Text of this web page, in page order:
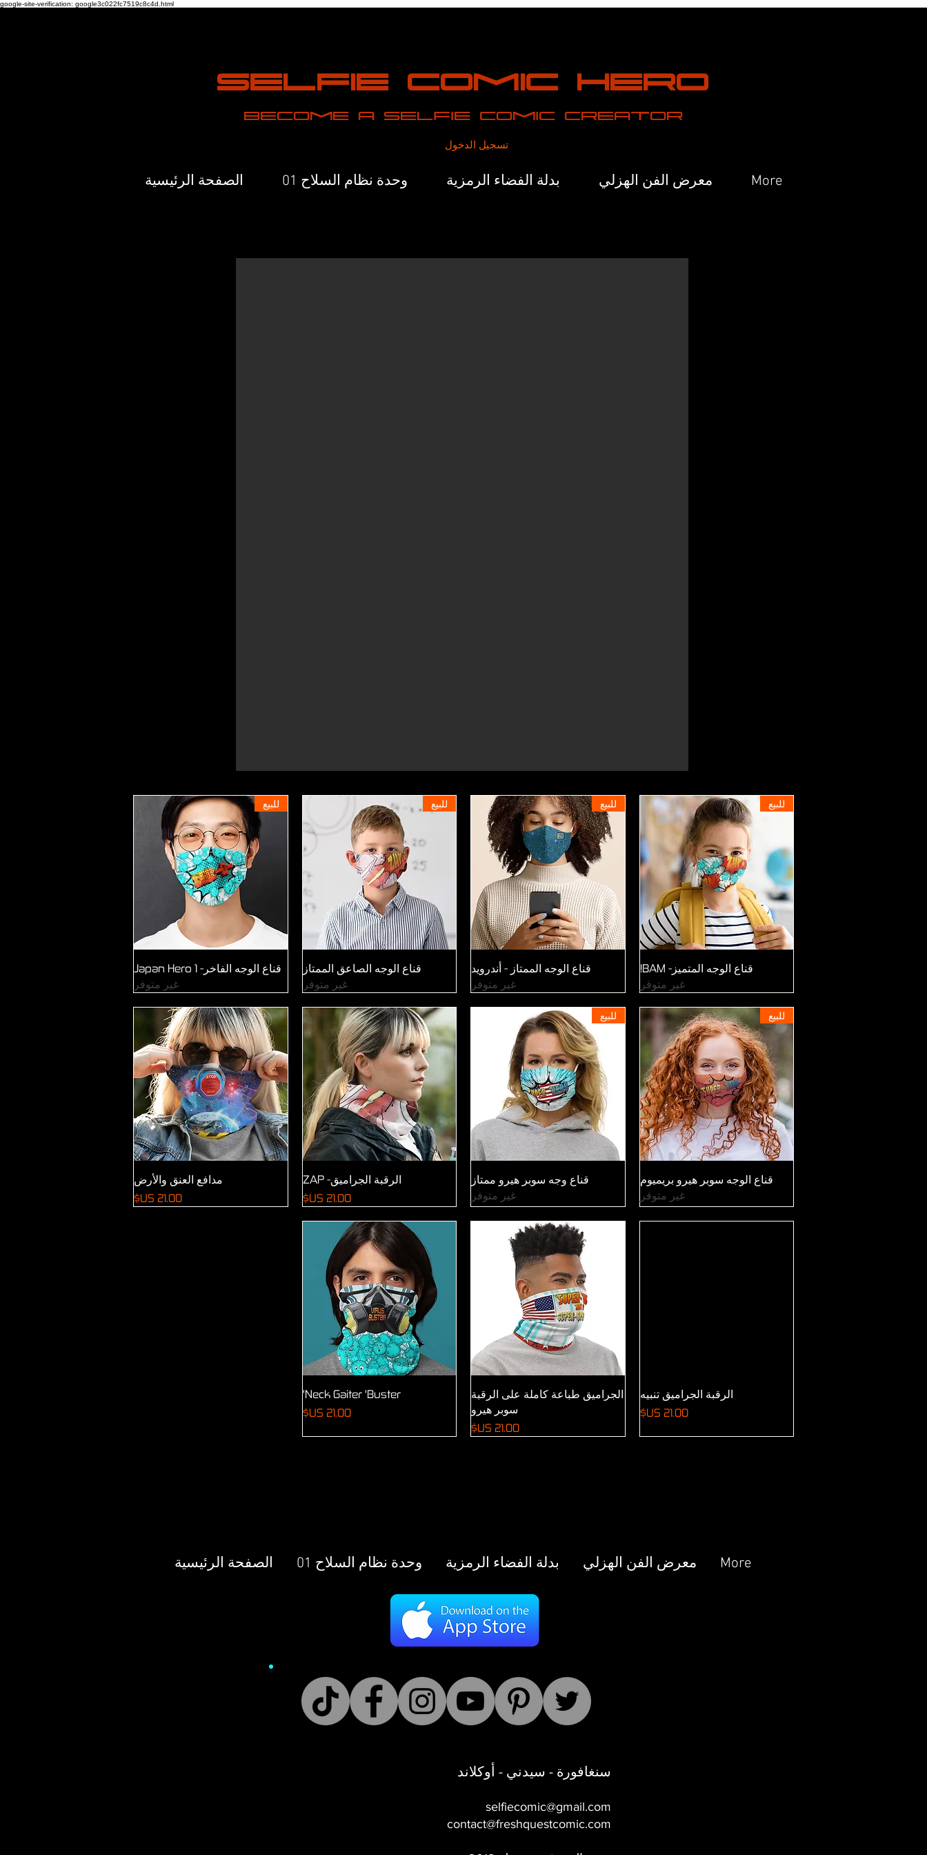
google-site-verification: google3c022fc7519c8c4d.html
تسجيل الدخول
Selfie Comic Hero
Become a selfie comic creator
الصفحة الرئيسية وحدة نظام السلاح 01 بدلة الفضاء الرمزية معرض الفن الهزلي More
العرض السريع
للبيع
قناع الوجه المتميز- BAM!
غير متوفر
العرض السريع
للبيع
قناع الوجه الممتاز - أندرويد
غير متوفر
العرض السريع
للبيع
قناع الوجه الصاعق الممتاز
غير متوفر
العرض السريع
للبيع
قناع الوجه الفاخر- Japan Hero 1
غير متوفر
العرض السريع
للبيع
قناع الوجه سوبر هيرو بريميوم
غير متوفر
العرض السريع
للبيع
قناع وجه سوبر هيرو ممتاز
غير متوفر
العرض السريع
الرقبة الجراميق- ZAP
السعر‏21.00 US$
العرض السريع
مدافع العنق والأرض
السعر
العرض السريع
الرقبة الجراميق تنبيه
السعر‏21.00 US$
العرض السريع
الجراميق طباعة كاملة على الرقبة
سوبر هيرو
السعر
العرض السريع
Neck Gaiter 'Buster'
السعر‏21.00 US$
الصفحة الرئيسية وحدة نظام السلاح 01 بدلة الفضاء الرمزية معرض الفن الهزلي More
سنغافورة - سيدني - أوكلاند
selfiecomic@gmail.com
contact@freshquestcomic.com